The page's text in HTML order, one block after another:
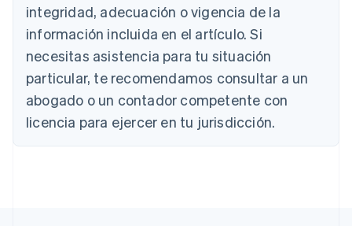
integridad, adecuación o vigencia de la
información incluida en el artículo. Si
necesitas asistencia para tu situación
particular, te recomendamos consultar a un
abogado o un contador competente con
licencia para ejercer en tu jurisdicción.
Bélgica
NederlandsFrançaisDeutschEnglish
Brasil
Português English
Bulgaria
English
Canadá
English Français
China continental